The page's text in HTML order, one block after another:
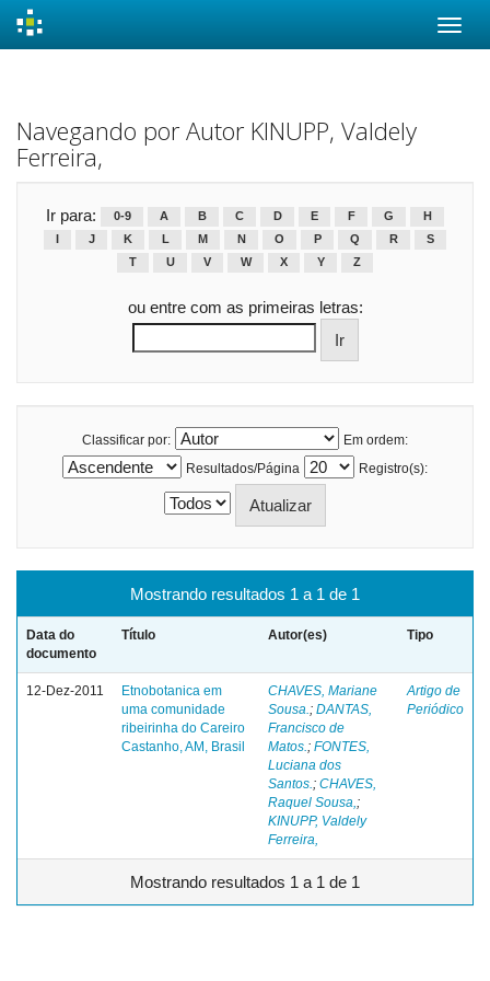
Navegando por Autor KINUPP, Valdely
Ferreira,
Ir para: 0-9 A B C D E F G
H
J K L M N O P Q R
S
T
U V W X Y Z
ou entre com as primeiras letras:
Classificar por:
Em ordem:
Resultados/Página
Registro(s):
Mostrando resultados 1 a 1 de 1
Data do
documento
Título Autor(es) Tipo
12-Dez-2011
Etnobotanica em
uma comunidade
ribeirinha do Careiro
Castanho, AM, Brasil
CHAVES, Mariane
Sousa. ; DANTAS,
Francisco de
Matos. ; FONTES,
Luciana dos
Santos. ; CHAVES,
Raquel Sousa, ;
KINUPP, Valdely
Ferreira,
Artigo de
Periódico
Mostrando resultados 1 a 1 de 1